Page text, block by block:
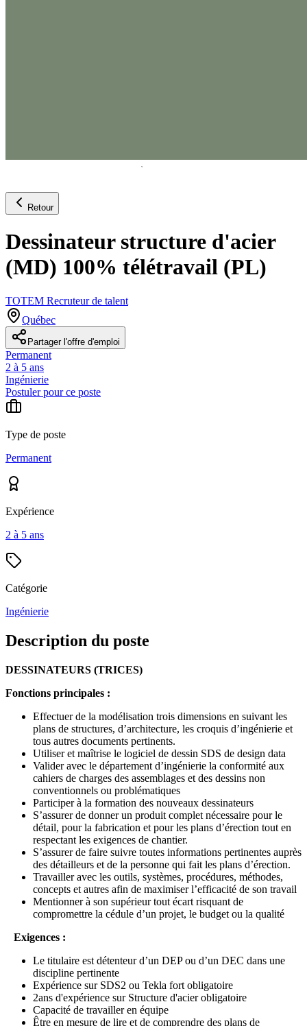
Retour
Dessinateur structure d'acier
(MD) 100% télétravail (PL)
TOTEM Recruteur de talent
Québec
Partager l'offre d'emploi
Permanent
2 à 5 ans
Ingénierie
Postuler pour ce poste
Type de poste
Permanent
Expérience
2 à 5 ans
Catégorie
Ingénierie
Description du poste
DESSINATEURS (TRICES)
Fonctions principales :
Effectuer de la modélisation trois dimensions en suivant les
plans de structures, d’architecture, les croquis d’ingénierie et
tous autres documents pertinents.
Utiliser et maîtrise le logiciel de dessin SDS de design data
Valider avec le département d’ingénierie la conformité aux
cahiers de charges des assemblages et des dessins non
conventionnels ou problématiques
Participer à la formation des nouveaux dessinateurs
S’assurer de donner un produit complet nécessaire pour le
détail, pour la fabrication et pour les plans d’érection tout en
respectant les exigences de chantier.
S’assurer de faire suivre toutes informations pertinentes auprès
des détailleurs et de la personne qui fait les plans d’érection.
Travailler avec les outils, systèmes, procédures, méthodes,
concepts et autres afin de maximiser l’efficacité de son travail
Mentionner à son supérieur tout écart risquant de
compromettre la cédule d’un projet, le budget ou la qualité
Exigences :
Le titulaire est détenteur d’un DEP ou d’un DEC dans une
discipline pertinente
Expérience sur SDS2 ou Tekla fort obligatoire
2ans d'expérience sur Structure d'acier obligatoire
Capacité de travailler en équipe
Être en mesure de lire et de comprendre des plans de